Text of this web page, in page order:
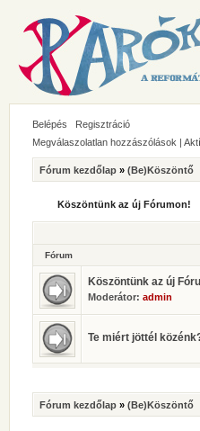
Belépés
Regisztráció
Megválaszolatlan hozzászólások |
Fórum kezdőlap » (Be)Köszöntő
Köszöntünk az új Fórumon!
Fórum
Köszöntünk az új
Moderátor: admin
Te miért jöttél
Fórum kezdőlap » (Be)Köszöntő